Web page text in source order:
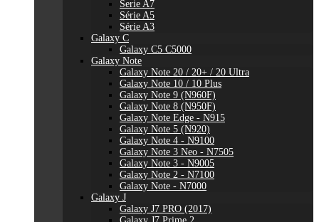
Serie A7
Série A5
Série A3
Galaxy C
Galaxy C5 C5000
Galaxy Note
Galaxy Note 20 / 20+ / 20 Ultra
Galaxy Note 10 / 10 Plus
Galaxy Note 9 (N960F)
Galaxy Note 8 (N950F)
Galaxy Note Edge - N915
Galaxy Note 5 (N920)
Galaxy Note 4 - N9100
Galaxy Note 3 Neo - N7505
Galaxy Note 3 - N9005
Galaxy Note 2 - N7100
Galaxy Note - N7000
Galaxy J
Galaxy J7 PRO (2017)